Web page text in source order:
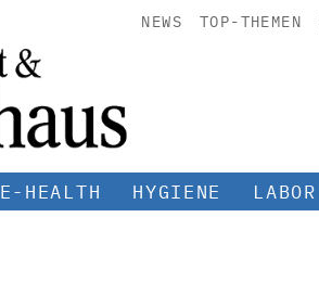
NEWS TOP-THEMEN
E-HEALTH HYGIENE LABOR